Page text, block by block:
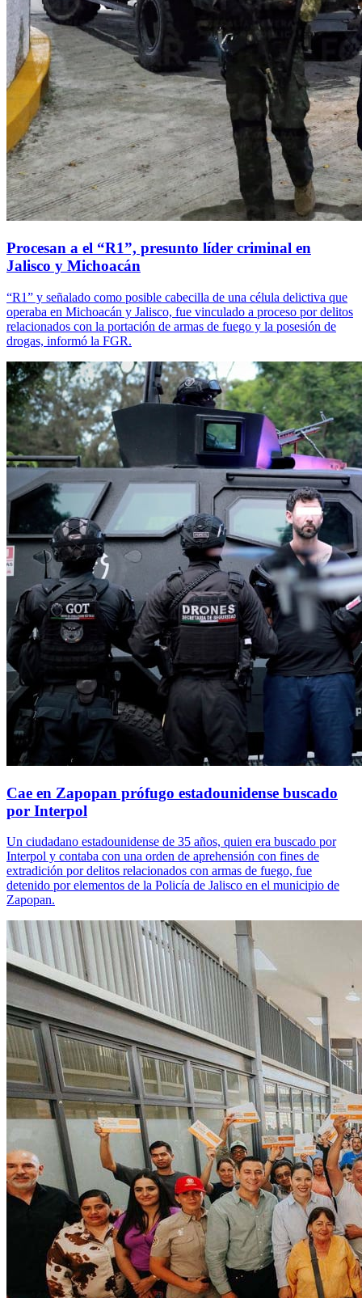
Procesan a el “R1”, presunto líder criminal en
Jalisco y Michoacán
“R1” y señalado como posible cabecilla de una célula delictiva que
operaba en Michoacán y Jalisco, fue vinculado a proceso por delitos
relacionados con la portación de armas de fuego y la posesión de
drogas, informó la FGR.
Cae en Zapopan prófugo estadounidense buscado
por Interpol
Un ciudadano estadounidense de 35 años, quien era buscado por
Interpol y contaba con una orden de aprehensión con fines de
extradición por delitos relacionados con armas de fuego, fue
detenido por elementos de la Policía de Jalisco en el municipio de
Zapopan.